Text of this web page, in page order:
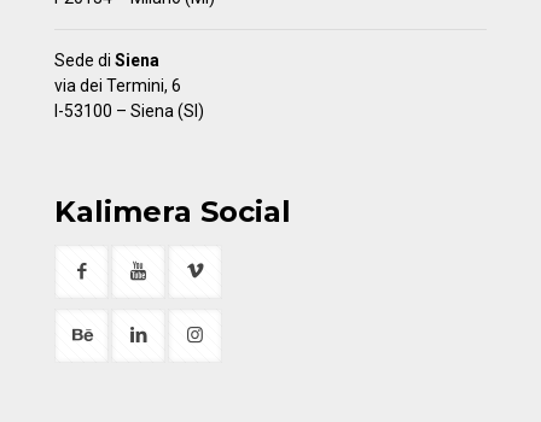
Sede di Siena
via dei Termini, 6
I-53100 – Siena (SI)
Kalimera Social